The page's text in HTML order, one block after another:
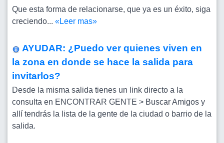
Que esta forma de relacionarse, que ya es un éxito, siga
creciendo... «Leer mas»
AYUDAR: ¿Puedo ver quienes viven en
la zona en donde se hace la salida para
invitarlos?
Desde la misma salida tienes un link directo a la
consulta en ENCONTRAR GENTE > Buscar Amigos y
allí tendrás la lista de la gente de la ciudad o barrio de la
salida.